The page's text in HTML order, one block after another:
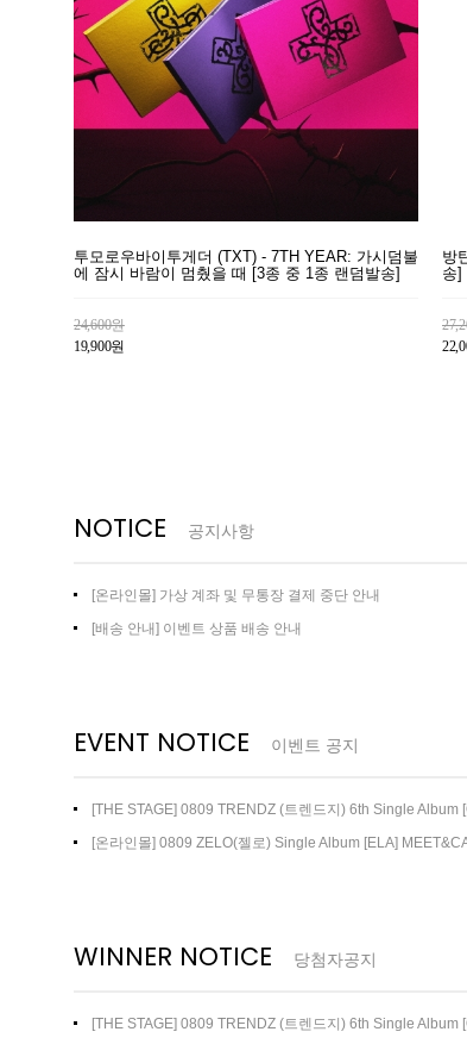
투모로우바이투게더 (TXT) - 7TH YEAR: 가시덤불
에 잠시 바람이 멈췄을 때 [3종 중 1종 랜덤발송]
24,600원
19,900원
방
송]
NOTICE 공지사항
[온라인몰] 가상 계좌 및 무통장 결제 중단 안내
[배송 안내] 이벤트 상품 배송 안내
EVENT NOTICE 이벤트 공지
[THE STAGE] 0809 TRENDZ (트렌드지) 6th Single Album
[온라인몰] 0809 ZELO(젤로) Single Album [ELA]
WINNER NOTICE 당첨자공지
[THE STAGE] 0809 TRENDZ (트렌드지) 6th Single Album